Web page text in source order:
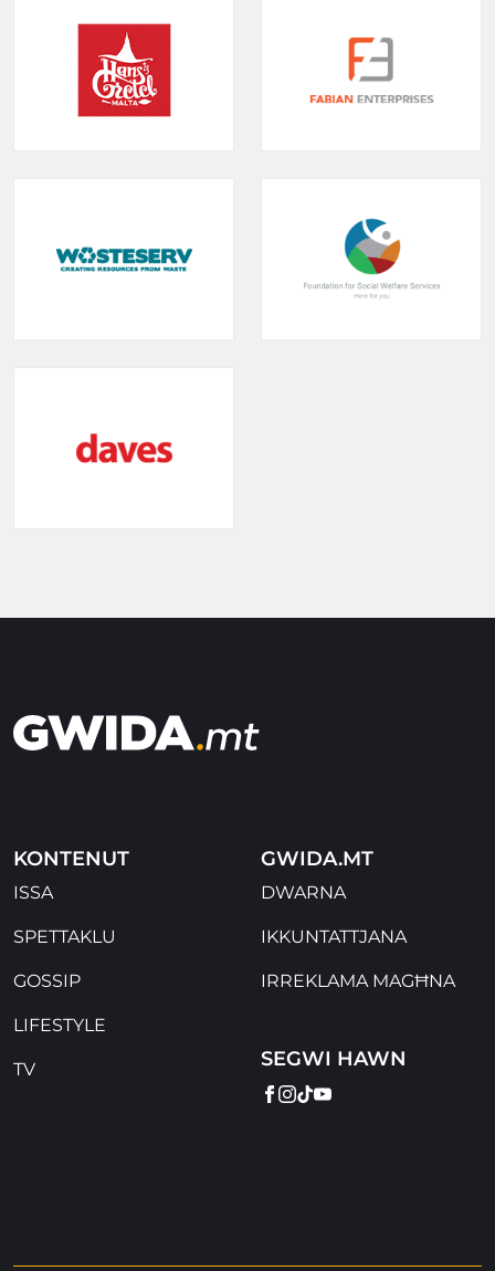
KONTENUT
ISSA
SPETTAKLU
GOSSIP
LIFESTYLE
TV
GWIDA.MT
DWARNA
IKKUNTATTJANA
IRREKLAMA MAGĦNA
SEGWI HAWN
FACEBOOK
INSTAGRAM
TIKTOK
YOUTUBE